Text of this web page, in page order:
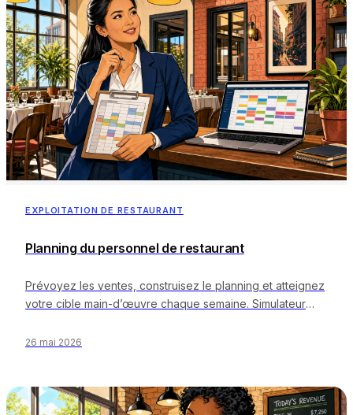
EXPLOITATION DE RESTAURANT
Planning du personnel de restaurant
Prévoyez les ventes, construisez le planning et atteignez
votre cible main-d’œuvre chaque semaine. Simulateur
26 mai 2026